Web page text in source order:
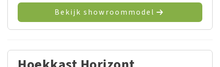
Bekijk showroommodel